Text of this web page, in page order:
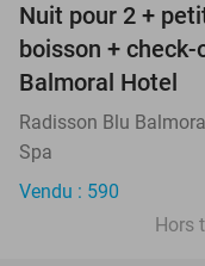
Nuit pour 2 +
boisson +
Balmoral Hotel
Radisson Blu
Spa
Vendu : 590
Hors